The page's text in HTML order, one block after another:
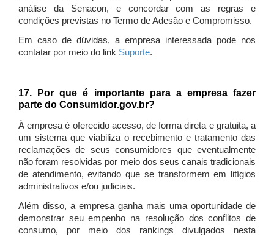
análise da Senacon, e concordar com as regras e
condições previstas no Termo de Adesão e Compromisso.
Em caso de dúvidas, a empresa interessada pode nos
contatar por meio do link Suporte.
17. Por que é importante para a empresa fazer
parte do Consumidor.gov.br?
À empresa é oferecido acesso, de forma direta e gratuita, a
um sistema que viabiliza o recebimento e tratamento das
reclamações de seus consumidores que eventualmente
não foram resolvidas por meio dos seus canais tradicionais
de atendimento, evitando que se transformem em litígios
administrativos e/ou judiciais.
Além disso, a empresa ganha mais uma oportunidade de
demonstrar seu empenho na resolução dos conflitos de
consumo, por meio dos rankings divulgados nesta